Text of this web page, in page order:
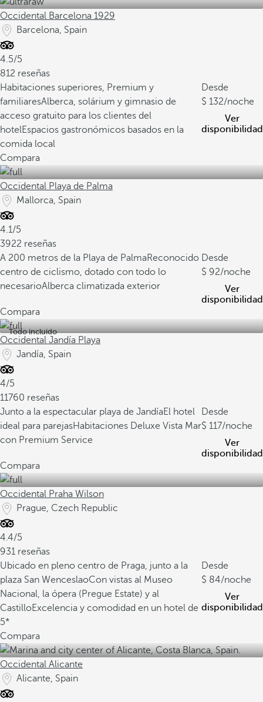
Occidental Barcelona 1929
Barcelona, Spain
4.5/5
812 reseñas
Habitaciones superiores, Premium y
familiaresAlberca, solárium y gimnasio de
acceso gratuito para los clientes del
hotelEspacios gastronómicos basados en la
comida local
Desde
132/noche
Ver
disponibilidad
Compara
Occidental Playa de Palma
Mallorca, Spain
4.1/5
3922 reseñas
A 200 metros de la Playa de PalmaReconocido
centro de ciclismo, dotado con todo lo
necesarioAlberca climatizada exterior
Desde
92/noche
Ver
disponibilidad
Compara
Todo incluido
Occidental Jandía Playa
Jandía, Spain
4/5
11760 reseñas
Junto a la espectacular playa de JandíaEl hotel
ideal para parejasHabitaciones Deluxe Vista Mar
con Premium Service
Desde
117/noche
Ver
disponibilidad
Compara
Occidental Praha Wilson
Prague, Czech Republic
4.4/5
931 reseñas
Ubicado en pleno centro de Praga, junto a la
plaza San WenceslaoCon vistas al Museo
Nacional, la ópera (Pregue Estate) y al
CastilloExcelencia y comodidad en un hotel de
5*
Desde
84/noche
Ver
disponibilidad
Compara
Occidental Alicante
Alicante, Spain